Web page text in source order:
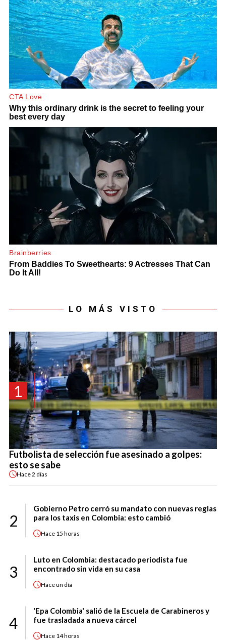
LO MÁS VISTO
1
Futbolista de selección fue asesinado a golpes:
esto se sabe
Hace2 días
2
Gobierno Petro cerró su mandato con nuevas reglas
para los taxis en Colombia: esto cambió
Hace 15 horas
3
Luto en Colombia: destacado periodista fue
encontrado sin vida en su casa
Haceun día
4
'Epa Colombia' salió de la Escuela de Carabineros y
fue trasladada a nueva cárcel
Hace 14 horas